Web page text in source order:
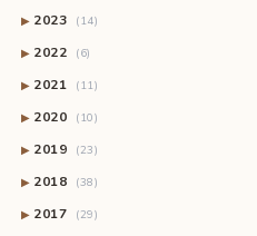
▶ 2023 (14)
▶ 2022 (6)
▶ 2021 (11)
▶ 2020 (10)
▶ 2019 (23)
▶ 2018 (38)
▶ 2017 (29)